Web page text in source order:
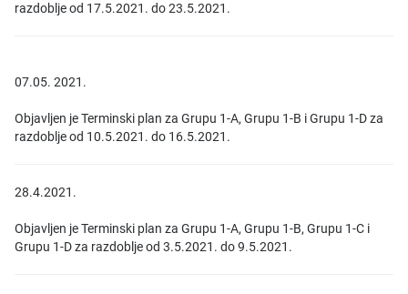
razdoblje od 17.5.2021. do 23.5.2021.
07.05. 2021.
Objavljen je Terminski plan za Grupu 1-A, Grupu 1-B i Grupu 1-D za
razdoblje od 10.5.2021. do 16.5.2021.
28.4.2021.
Objavljen je Terminski plan za Grupu 1-A, Grupu 1-B, Grupu 1-C i
Grupu 1-D za razdoblje od 3.5.2021. do 9.5.2021.